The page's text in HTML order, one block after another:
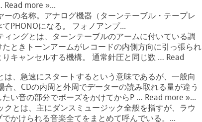
Read more »...
ーの名称。アナログ機器（ターンテーブル・テープレ
PHONOになる。 フォノアンプ...
ィングとは、ターンテーブルのアームに付いている調
ときトーンアームがレコードの内側方向に引っ張られ
キャンセルする機構。 通常針圧と同じ数 … Read
は、急速にスタートするという意味であるが、一般向
合、CDの内周と外周でデーターの読み取れる量が違う
い音の部分でポーズをかけてからP … Read more »...
クとは、主にダンスミュージック全般を指すが、ラウ
かけられる音楽全てをまとめて呼んでいる。...